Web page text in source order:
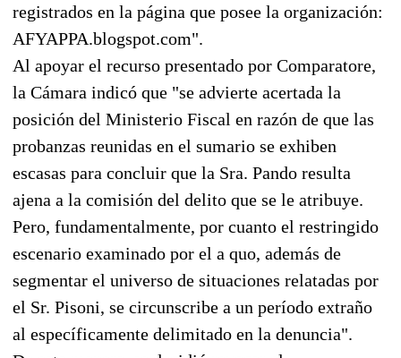
registrados en la página que posee la organización:
AFYAPPA.blogspot.com".
Al apoyar el recurso presentado por Comparatore,
la Cámara indicó que "se advierte acertada la
posición del Ministerio Fiscal en razón de que las
probanzas reunidas en el sumario se exhiben
escasas para concluir que la Sra. Pando resulta
ajena a la comisión del delito que se le atribuye.
Pero, fundamentalmente, por cuanto el restringido
escenario examinado por el a quo, además de
segmentar el universo de situaciones relatadas por
el Sr. Pisoni, se circunscribe a un período extraño
al específicamente delimitado en la denuncia".